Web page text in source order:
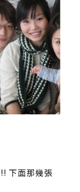
下面那幾張